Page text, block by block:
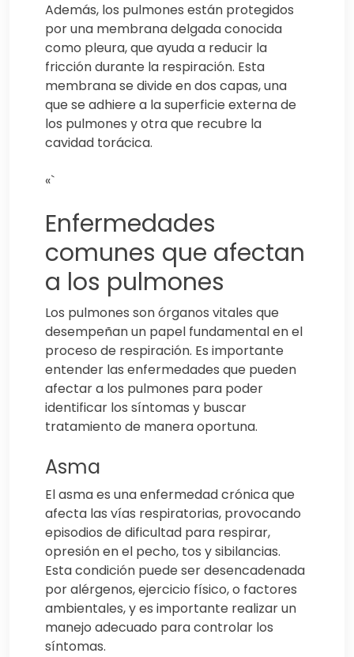
Además, los pulmones están protegidos
por una membrana delgada conocida
como pleura, que ayuda a reducir la
fricción durante la respiración. Esta
membrana se divide en dos capas, una
que se adhiere a la superficie externa de
los pulmones y otra que recubre la
cavidad torácica.
«`
Enfermedades
comunes que afectan
a los pulmones
Los pulmones son órganos vitales que
desempeñan un papel fundamental en el
proceso de respiración. Es importante
entender las enfermedades que pueden
afectar a los pulmones para poder
identificar los síntomas y buscar
tratamiento de manera oportuna.
Asma
El asma es una enfermedad crónica que
afecta las vías respiratorias, provocando
episodios de dificultad para respirar,
opresión en el pecho, tos y sibilancias.
Esta condición puede ser desencadenada
por alérgenos, ejercicio físico, o factores
ambientales, y es importante realizar un
manejo adecuado para controlar los
síntomas.